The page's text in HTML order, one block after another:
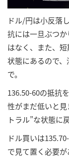
ドル/円は小反落
抗には一旦ぶつ
はなく、また、
状態にあるので
で。
136.50-60の抵抗
性がまだ低いと
トラル”な状態に
ドル買いは
で見て置く必要